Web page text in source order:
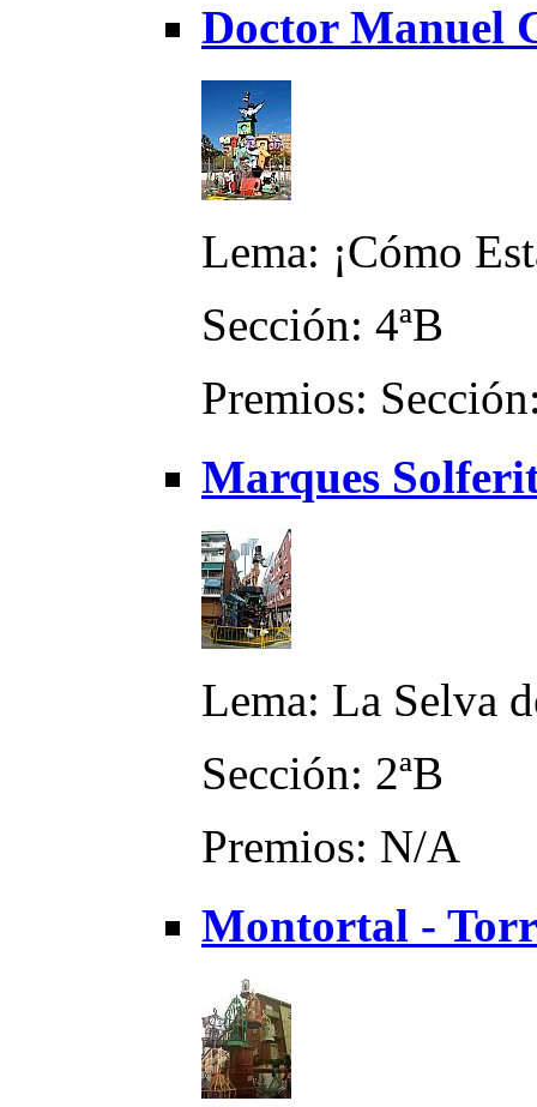
Doctor Manuel
Lema: ¡Cómo
Sección: 4ªB
Premios:
Marques
Lema: La Selva
Sección: 2ªB
Premios: N/A
Montortal -